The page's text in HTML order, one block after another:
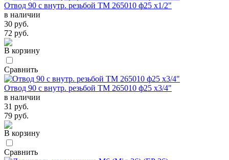
Отвод 90 с внутр. резьбой TM 265010 ф25 х1/2"
в наличии
30 руб.
72 руб.
В корзину
Сравнить
Отвод 90 с внутр. резьбой TM 265010 ф25 х3/4"
в наличии
31 руб.
79 руб.
В корзину
Сравнить